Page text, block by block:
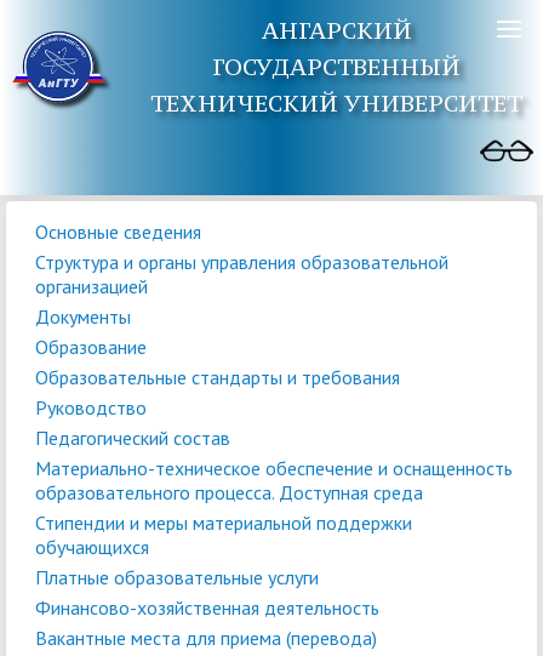
АНГАРСКИЙ
ГОСУДАРСТВЕННЫЙ
ТЕХНИЧЕСКИЙ УНИВЕРСИТЕТ
Основные сведения
Структура и органы управления образовательной
организацией
Документы
Образование
Образовательные стандарты и требования
Руководство
Педагогический состав
Материально-техническое обеспечение и оснащенность
образовательного процесса. Доступная среда
Стипендии и меры материальной поддержки
обучающихся
Платные образовательные услуги
Финансово-хозяйственная деятельность
Вакантные места для приема (перевода)